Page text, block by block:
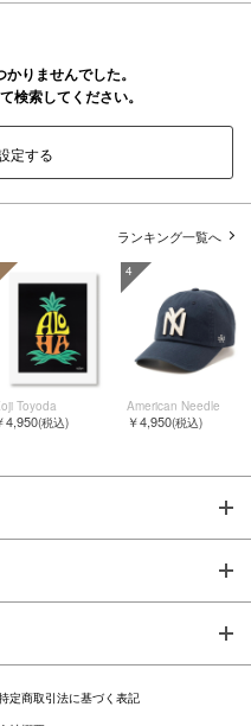
りませんでした。
検索してください。
定する
ランキング一覧へ
Toyoda
4,950(税込)
4
American Needle
￥4,950(税込)
定商取引法に基づく表記